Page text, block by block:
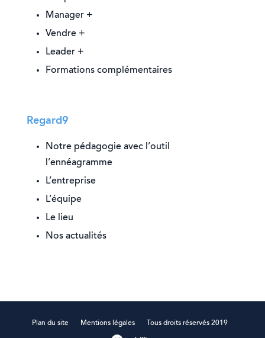
Manager +
Vendre +
Leader +
Formations complémentaires
Regard9
Notre pédagogie avec l’outil
l’ennéagramme
L’entreprise
L’équipe
Le lieu
Nos actualités
Plan du site Mentions légales Tous droits réservés 2019